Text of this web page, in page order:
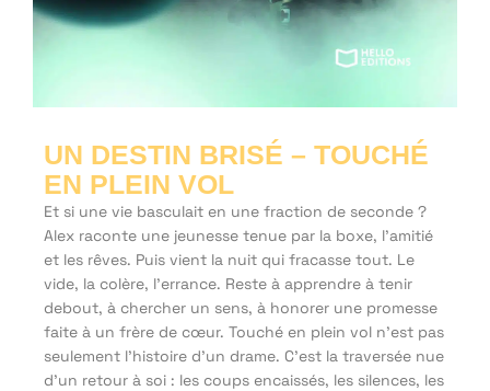
UN DESTIN BRISÉ – TOUCHÉ
EN PLEIN VOL
Et si une vie basculait en une fraction de seconde ?
Alex raconte une jeunesse tenue par la boxe, l’amitié
et les rêves. Puis vient la nuit qui fracasse tout. Le
vide, la colère, l’errance. Reste à apprendre à tenir
debout, à chercher un sens, à honorer une promesse
faite à un frère de cœur. Touché en plein vol n’est pas
seulement l’histoire d’un drame. C’est la traversée nue
d’un retour à soi : les coups encaissés, les silences, les